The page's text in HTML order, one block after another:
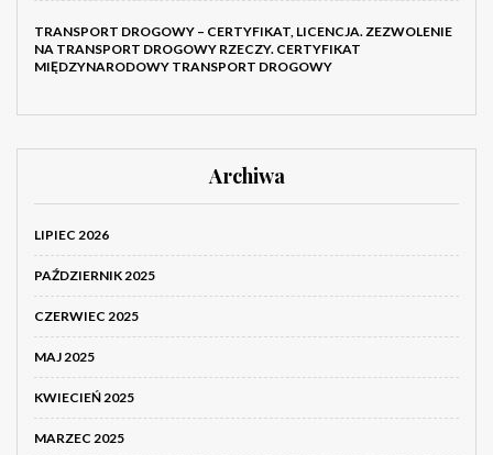
TRANSPORT DROGOWY – CERTYFIKAT, LICENCJA. ZEZWOLENIE
NA TRANSPORT DROGOWY RZECZY. CERTYFIKAT
MIĘDZYNARODOWY TRANSPORT DROGOWY
Archiwa
LIPIEC 2026
PAŹDZIERNIK 2025
CZERWIEC 2025
MAJ 2025
KWIECIEŃ 2025
MARZEC 2025